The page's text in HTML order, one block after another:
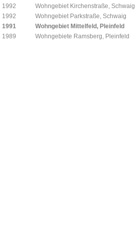
1992
Wohngebiet Kirchenstraße, Schwaig
1992
Wohngebiet Parkstraße, Schwaig
1991
Wohngebiet Mittelfeld, Pleinfeld
1989
Wohngebiete Ramsberg, Pleinfeld